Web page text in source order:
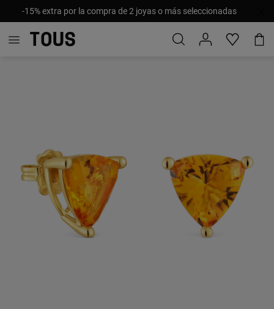
-15% extra por la compra de 2 joyas o más seleccionadas